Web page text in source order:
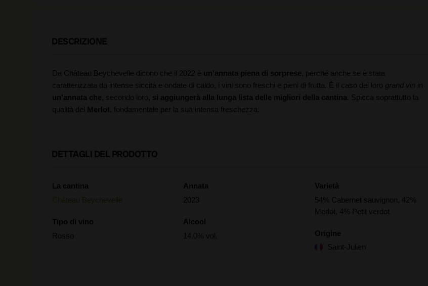
DESCRIZIONE
Da Château Beychevelle dicono che il 2022 è un'annata piena di sorprese , perché anche se è stata
caratterizzata da intense siccità e ondate di caldo, i vini sono freschi e pieni di frutta. È il caso del loro grand vin in
un'annata che , secondo loro, si aggiungerà alla lunga lista delle migliori della cantina . Spicca soprattutto la
qualità del Merlot , fondamentale per la sua intensa freschezza.
DETTAGLI DEL PRODOTTO
La cantina
Tipo di vino
Rosso
Annata
2023
Alcool
14.0% vol.
Varietà
54% Cabernet sauvignon, 42%
Merlot, 4% Petit verdot
Origine
Saint-Julien